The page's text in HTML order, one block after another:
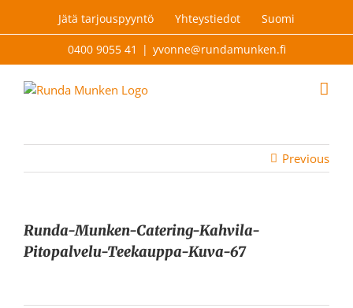
Jätä tarjouspyyntö Yhteystiedot Suomi
0400 9055 41 | yvonne@rundamunken.fi
Previous
Runda-Munken-Catering-Kahvila-
Pitopalvelu-Teekauppa-Kuva-67